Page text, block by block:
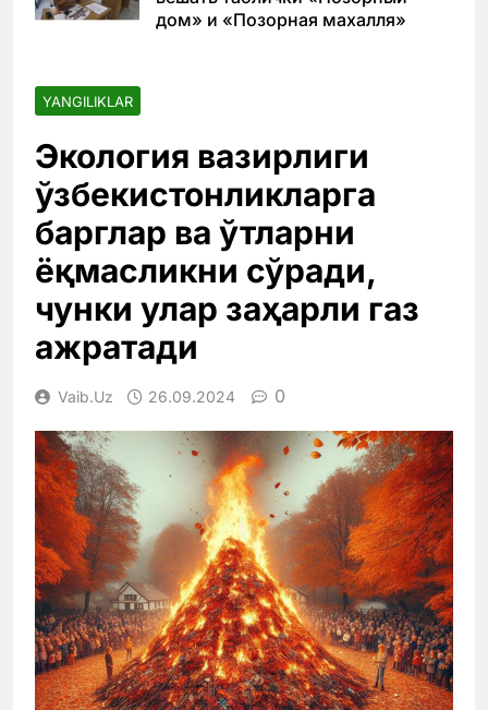
дом» и «Позорная махалля»
YANGILIKLAR
Экология вазирлиги
ўзбекистонликларга
барглар ва ўтларни
ёқмасликни сўради,
чунки улар заҳарли газ
ажратади
Vaib.uz 26.09.2024 0